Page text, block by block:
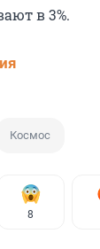
в 3%.
Космос
8